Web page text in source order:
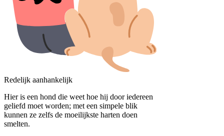
Redelijk aanhankelijk
Hier is een hond die weet hoe hij door iedereen
geliefd moet worden; met een simpele blik
kunnen ze zelfs de moeilijkste harten doen
smelten.